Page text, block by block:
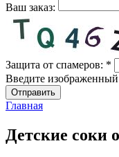
Ваш заказ:
Защита от спамеров: *
Введите изображенный
Главная
Детские соки